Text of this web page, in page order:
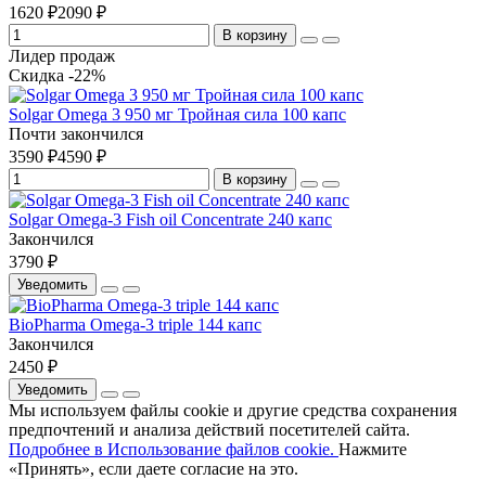
1620 ₽2090 ₽
В корзину
Лидер продаж
Скидка -22%
Solgar Omega 3 950 мг Тройная сила 100 капс
Почти закончился
3590 ₽4590 ₽
В корзину
Solgar Omega-3 Fish oil Concentrate 240 капс
Закончился
3790 ₽
Уведомить
BioPharma Omega-3 triple 144 капс
Закончился
2450 ₽
Уведомить
Мы используем файлы cookie и другие средства сохранения
предпочтений и анализа действий посетителей сайта.
Подробнее в Использование файлов cookie. Нажмите
«Принять», если даете согласие на это.